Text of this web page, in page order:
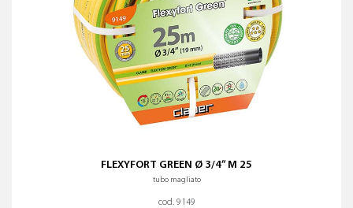
FLEXYFORT GREEN Ø 3/4” M 25
tubo magliato
cod. 9149